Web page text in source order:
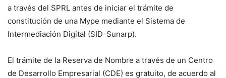
a través del SPRL antes de iniciar el trámite de
constitución de una Mype mediante el Sistema de
Intermediación Digital (SID-Sunarp).
El trámite de la Reserva de Nombre a través de un Centro
de Desarrollo Empresarial (CDE) es gratuito, de acuerdo al